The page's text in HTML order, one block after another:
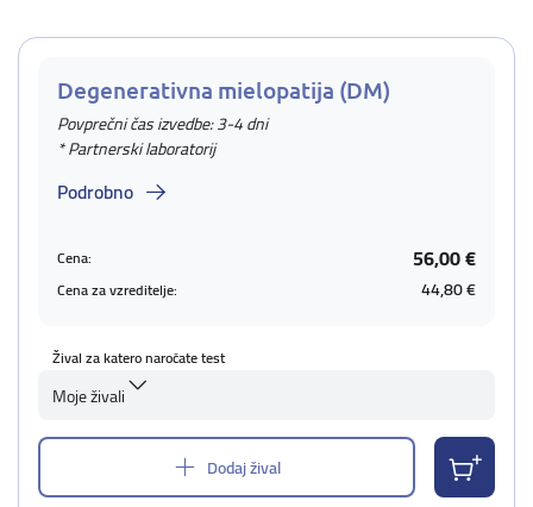
Degenerativna mielopatija (DM)
Povprečni čas izvedbe: 3-4 dni
* Partnerski laboratorij
Podrobno
Cena: 56,00 €
Cena za vzreditelje: 44,80 €
Žival za katero naročate test
Moje živali
Dodaj žival